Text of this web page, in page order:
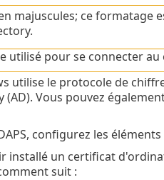
majuscules; ce
utilisé pour se connecter
utilise le protocole de
Vous pouvez
configurez les
installé un certificat
suit :